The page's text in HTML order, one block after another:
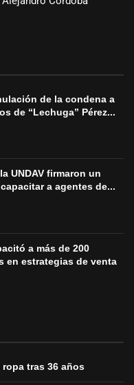
de la condena a
de “Lechuga” Pérez...
UNDAV firmaron un
a agentes de...
a más de 200
en estrategias de venta
tras 36 años